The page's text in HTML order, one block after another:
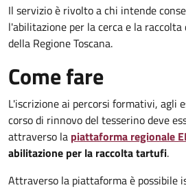
Il servizio è rivolto a chi intende
l'abilitazione per la cerca e la
della Regione Toscana.
Come fare
L'iscrizione ai percorsi formativi, agli
corso di rinnovo del tesserino deve
attraverso la piattaforma regionale
abilitazione per la raccolta tartufi.
Attraverso la piattaforma è possibile